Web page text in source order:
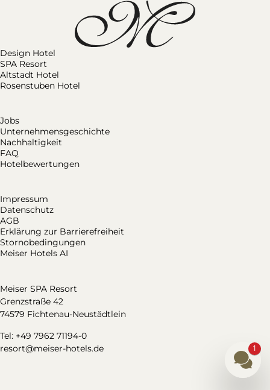
Design Hotel
SPA Resort
Altstadt Hotel
Rosenstuben Hotel
Jobs
Unternehmensgeschichte
Nachhaltigkeit
FAQ
Hotelbewertungen
Impressum
Datenschutz
AGB
Erklärung zur Barrierefreiheit
Stornobedingungen
Meiser Hotels AI
Meiser SPA Resort
Grenzstraße 42
74579 Fichtenau-Neustädtlein
Tel: +49 7962 71194-0
resort@meiser-hotels.de
1